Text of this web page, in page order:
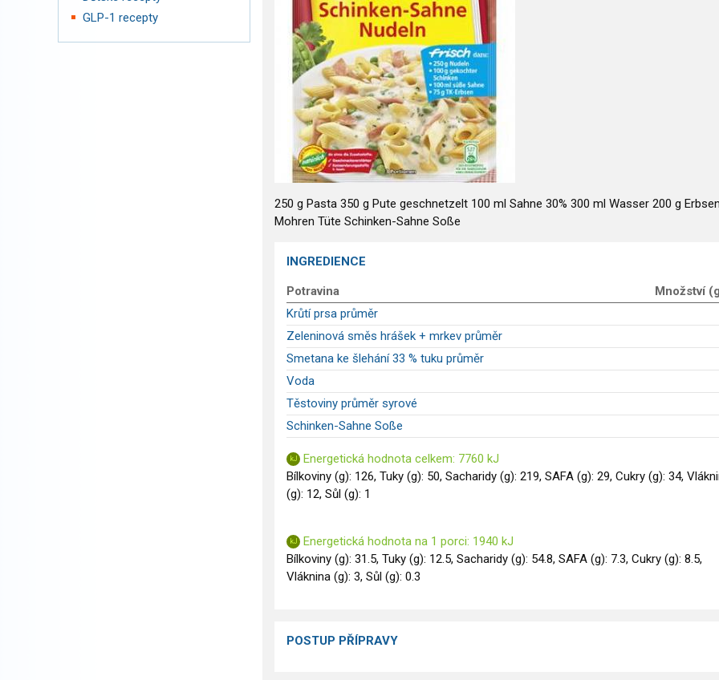
GLP-1 recepty
250 g Pasta 350 g Pute geschnetzelt 100 ml Sahne 30% 300 ml Wasser 200 g
Mohren Tüte Schinken-Sahne Soße
INGREDIENCE
Potravina
Množství
Krůtí prsa průměr
Zeleninová směs hrášek + mrkev průměr
Smetana ke šlehání 33 % tuku průměr
Voda
Těstoviny průměr syrové
Schinken-Sahne Soße
Energetická hodnota celkem: 7760 kJ
Bílkoviny (g): 126, Tuky (g): 50, Sacharidy (g): 219, SAFA (g): 29, Cukry (g): 34,
(g): 12, Sůl (g): 1
Energetická hodnota na 1 porci: 1940 kJ
Bílkoviny (g): 31.5, Tuky (g): 12.5, Sacharidy (g): 54.8, SAFA (g): 7.3, Cukry (g): 8.5,
Vláknina (g): 3, Sůl (g): 0.3
POSTUP PŘÍPRAVY